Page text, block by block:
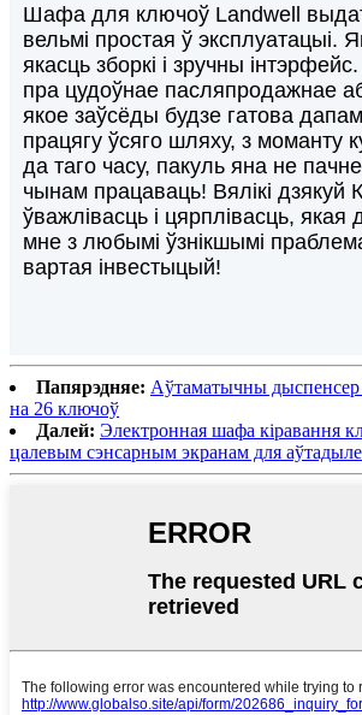
Шафа для ключоў Landwell
вельмі простая ў эксплуатацыі.
якасць зборкі і зручны
пра цудоўнае пасляпродажнае
якое заўсёды будзе гатова
працягу ўсяго шляху, з моманту
да таго часу, пакуль яна не
чынам працаваць! Вялікі дзякуй
ўважлівасць і цярплівасць, якая
мне з любымі ўзнікшымі
вартая інвестыцый!
Папярэдняе: Аўтаматычны
на 26 ключоў
Далей: Электронная шафа кіравання
цалевым сэнсарным экранам для